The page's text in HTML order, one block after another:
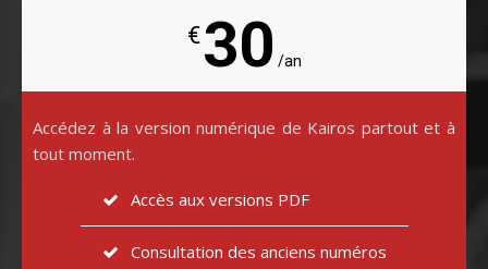
€30 /an
Accédez à la version numérique de Kairos partout et à
tout moment.
Accès aux versions PDF
Consultation des anciens numéros